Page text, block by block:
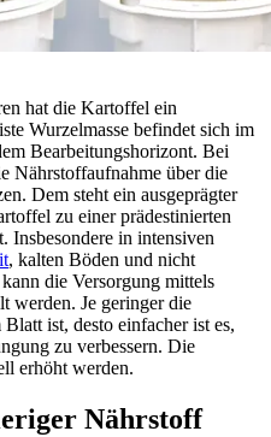
hat die Kartoffel ein
Wurzelmasse befindet sich im
Bearbeitungshorizont. Bei
Nährstoffaufnahme über die
Dem steht ein ausgeprägter
zu einer prädestinierten
Insbesondere in intensiven
, kalten Böden und nicht
die Versorgung mittels
werden. Je geringer die
ist, desto einfacher ist es,
zu verbessern. Die
erhöht werden.
Nährstoff